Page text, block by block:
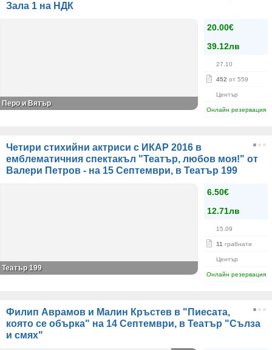
Зала 1 на НДК
20.00€
39.12лв
27.10
452 от 559
Център
Онлайн резервация
Перо и Вятър
Четири стихийни актриси с ИКАР 2016 в
емблематичния спектакъл "Театър, любов моя!" от
Валери Петров - на 15 Септември, в Театър 199
6.50€
12.71лв
15.09
11 грабнати
Център
Онлайн резервация
Театър 199
Филип Аврамов и Малин Кръстев в "Пиесата,
която се обърка" на 14 Септември, в Театър "Сълза
и смях"